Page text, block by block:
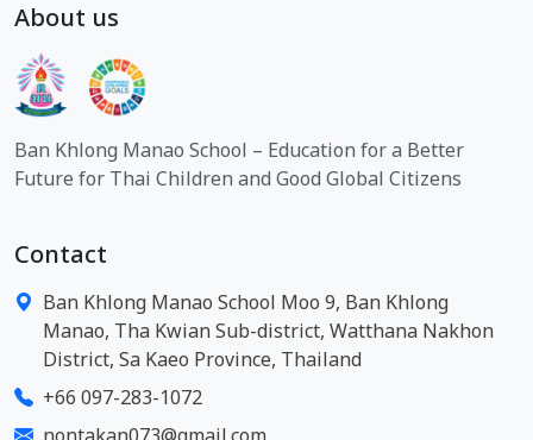
About us
Ban Khlong Manao School – Education for a Better
Future for Thai Children and Good Global Citizens
Contact
Ban Khlong Manao School Moo 9, Ban Khlong
Manao, Tha Kwian Sub-district, Watthana Nakhon
District, Sa Kaeo Province, Thailand
+66 097-283-1072